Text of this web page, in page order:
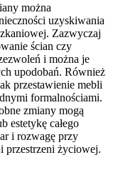
można
uzyskiwania
Zazwyczaj
ścian czy
i można je
upodobań. Również
przestawienie mebli
formalnościami.
zmiany mogą
estetykę całego
i rozwagę przy
przestrzeni życiowej.